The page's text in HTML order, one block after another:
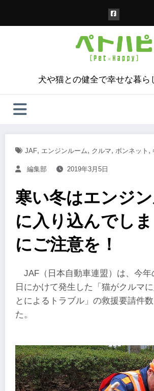
犬や猫との健全で幸せな暮ら
JAF, エンジンルーム, クルマ, ボンネット ,
編集部 2019年3月5日
寒い冬はエンジ
に入り込んでし
にご注意を！
JAF（日本自動車連盟）は、今年
日にかけて発生した「猫がクルマ
とによるトラブル」の救援要請件
た。